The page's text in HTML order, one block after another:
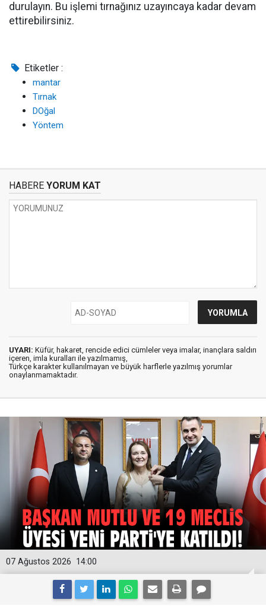
durulayın. Bu işlemi tırnağınız uzayıncaya kadar devam
ettirebilirsiniz.
Etiketler :
mantar
Tırnak
DOğal
Yöntem
HABERE YORUM KAT
UYARI: Küfür, hakaret, rencide edici cümleler veya imalar, inançlara saldırı
içeren, imla kuralları ile yazılmamış,
Türkçe karakter kullanılmayan ve büyük harflerle yazılmış yorumlar
onaylanmamaktadır.
14:00
07 Ağustos 2026